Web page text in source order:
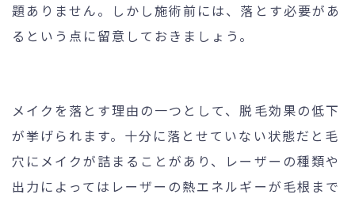
題ありません。しかし施術前には、落とす必要があ
るという点に留意しておきましょう。
メイクを落とす理由の一つとして、脱毛効果の低下
が挙げられます。十分に落とせていない状態だと毛
穴にメイクが詰まることがあり、レーザーの種類や
出力によってはレーザーの熱エネルギーが毛根まで